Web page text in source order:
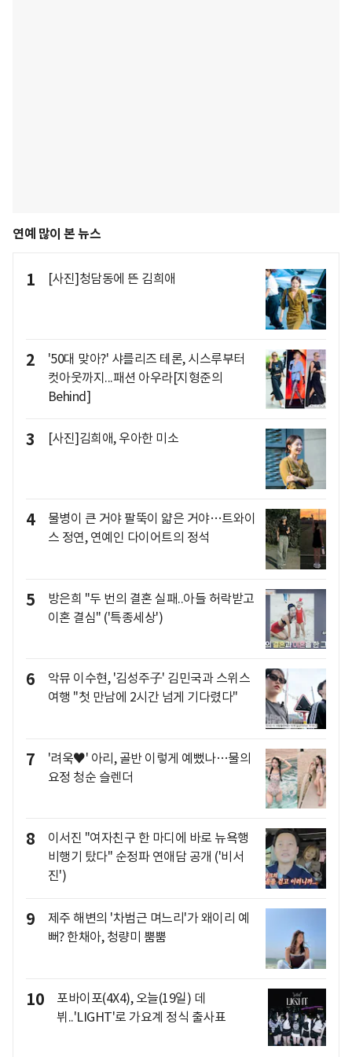
연예 많이 본 뉴스
1 [사진]청담동에 뜬 김희애
2
'50대 맞아?' 샤를리즈 테론, 시스루부터
컷아웃까지...패션 아우라[지형준의
Behind]
3 [사진]김희애, 우아한 미소
4
물병이 큰 거야 팔뚝이 얇은 거야…트와이
스 정연, 연예인 다이어트의 정석
5
방은희 "두 번의 결혼 실패..아들 허락받고
이혼 결심" ('특종세상')
6
악뮤 이수현, '김성주子' 김민국과 스위스
여행 "첫 만남에 2시간 넘게 기다렸다"
7
'려욱♥' 아리, 골반 이렇게 예뻤나…물의
요정 청순 슬렌더
8
이서진 "여자친구 한 마디에 바로 뉴욕행
비행기 탔다" 순정파 연애담 공개 ('비서
진')
9
제주 해변의 '차범근 며느리'가 왜이리 예
뻐? 한채아, 청량미 뿜뿜
10
포바이포(4X4), 오늘(19일) 데
뷔..'LIGHT'로 가요계 정식 출사표